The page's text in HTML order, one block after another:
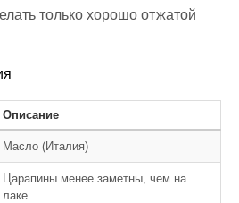
только хорошо отжатой
Описание
Масло (Италия)
Царапины менее заметны, чем на
лаке.